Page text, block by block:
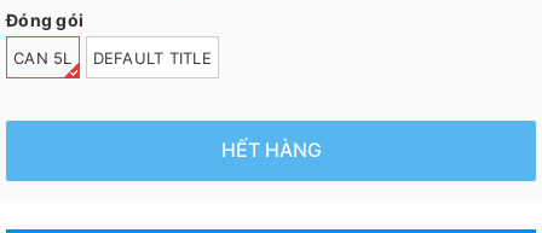
Đóng gói
CAN 5L DEFAULT TITLE
HẾT HÀNG